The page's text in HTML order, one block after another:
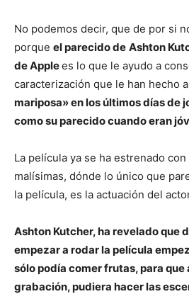
No podemos decir, que de por si
porque el parecido de Ashton
de Applees lo que le ayudo a
caracterización que le han hecho
mariposa» en los últimos días de
como su parecido cuando eran
La película ya se ha estrenado
malísimas, dónde lo único que
la película, es la actuación del
Ashton Kutcher, ha revelado que
empezar a rodar la película
sólo podía comer frutas, para que
grabación, pudiera hacer las